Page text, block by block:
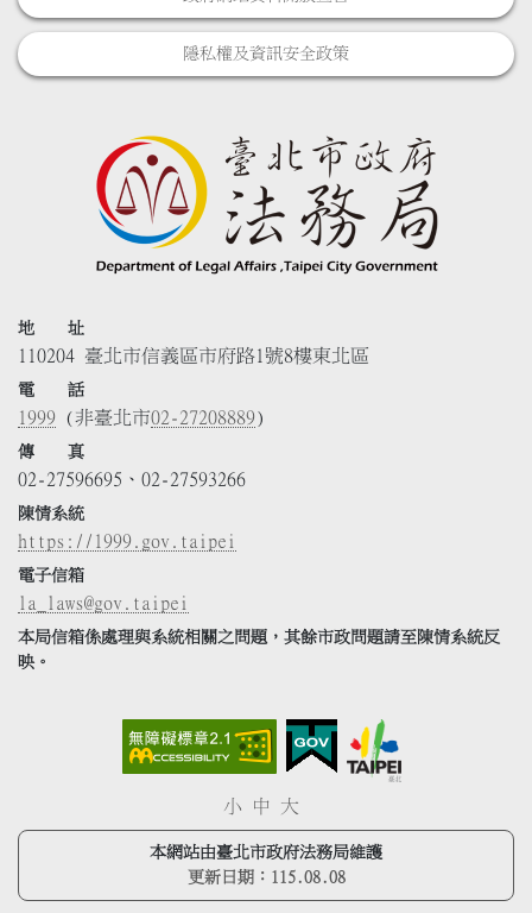
隱私權及資訊安全政策
地 址
110204 臺北市信義區市府路1號8樓東北區
電 話
1999 (非臺北市02-27208889)
傳 真
02-27596695、02-27593266
陳情系統
https://1999.gov.taipei
電子信箱
la_laws@gov.taipei
本局信箱係處理與系統相關之問題，其餘市政問題請至陳情系統反
映。
小 中 大
本網站由臺北市政府法務局維護
更新日期： 115.08.08